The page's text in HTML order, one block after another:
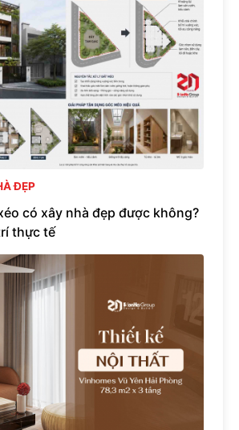
ĐẸP
có xây nhà đẹp được không?
thực tế